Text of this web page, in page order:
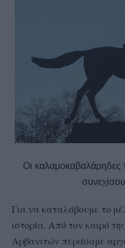
Οι καλαμοκαβαλάρηδες
Για να καταλάβουμε το
ιστορία. Από τον καιρό
Αρβανιτών περάσαμε